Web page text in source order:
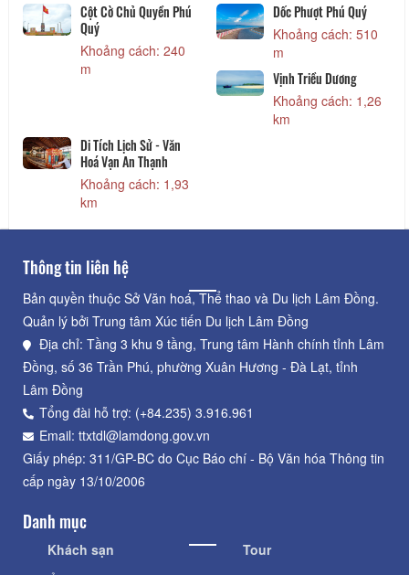
Cột Cờ Chủ Quyền Phú
Quý
Khoảng cách: 240
m
Dốc Phượt Phú Quý
Khoảng cách: 510
m
Vịnh Triều Dương
Khoảng cách: 1,26
km
Di Tích Lịch Sử - Văn
Hoá Vạn An Thạnh
Khoảng cách: 1,93
km
Thông tin liên hệ
Bản quyền thuộc Sở Văn hoá, Thể thao và Du lịch Lâm Đồng.
Quản lý bởi Trung tâm Xúc tiến Du lịch Lâm Đồng
Địa chỉ: Tầng 3 khu 9 tầng, Trung tâm Hành chính tỉnh Lâm
Đồng, số 36 Trần Phú, phường Xuân Hương - Đà Lạt, tỉnh
Lâm Đồng
Tổng đài hỗ trợ: (+84.235) 3.916.961
Email: ttxtdl@lamdong.gov.vn
Giấy phép: 311/GP-BC do Cục Báo chí - Bộ Văn hóa Thông tin
cấp ngày 13/10/2006
Danh mục
Khách sạn
Tour